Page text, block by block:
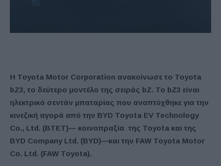
Η Toyota Motor Corporation ανακοίνωσε το Toyota
bZ3, το δεύτερο μοντέλο της σειράς bZ. Το bZ3 είναι
ηλεκτρικό σεντάν μπαταρίας που αναπτύχθηκε για την
κινεζική αγορά από την BYD Toyota EV Technology
Co., Ltd. (BTET)— κοινοπραξία της Toyota και της
BYD Company Ltd. (BYD)—και την FAW Toyota Motor
Co. Ltd. (FAW Toyota).